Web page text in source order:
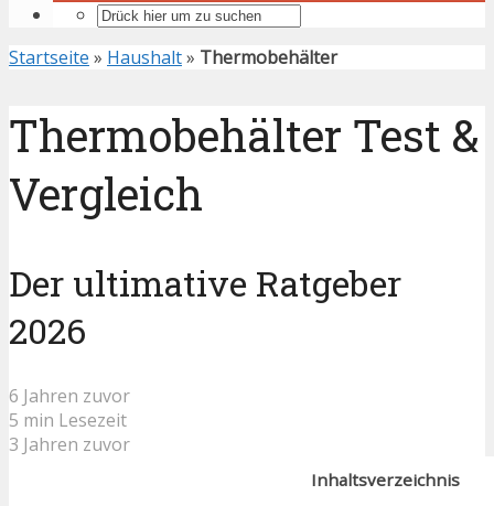
Startseite » Haushalt» Thermobehälter
Thermobehälter Test &
Vergleich
Der ultimative Ratgeber
2026
6 Jahren zuvor
5 min Lesezeit
3 Jahren zuvor
Inhaltsverzeichnis